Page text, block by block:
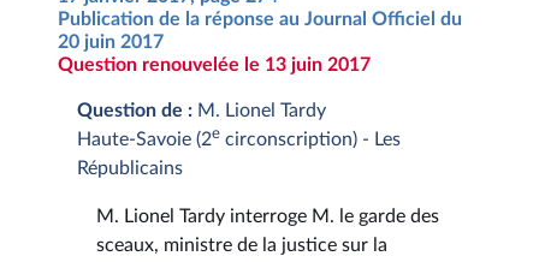
Publication de la réponse au Journal Officiel du
20 juin 2017
Question renouvelée le 13 juin 2017
Question de : M. Lionel Tardy
Haute-Savoie (2e circonscription) - Les
Républicains
M. Lionel Tardy interroge M. le garde des
sceaux, ministre de la justice sur la